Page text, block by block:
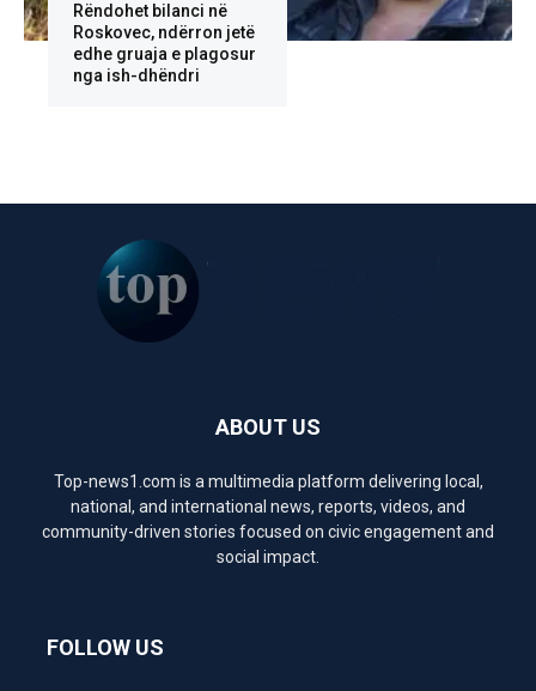
Rëndohet bilanci në
Roskovec, ndërron jetë
edhe gruaja e plagosur
nga ish-dhëndri
ABOUT US
Top-news1.com is a multimedia platform delivering local,
national, and international news, reports, videos, and
community-driven stories focused on civic engagement and
social impact.
FOLLOW US